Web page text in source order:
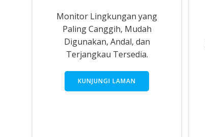
Monitor Lingkungan yang
Paling Canggih, Mudah
Digunakan, Andal, dan
Terjangkau Tersedia.
KUNJUNGI LAMAN